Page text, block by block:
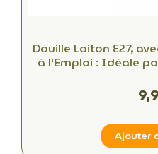
Douille Laiton E27,
à l'Emploi : Idéale
Ajouter